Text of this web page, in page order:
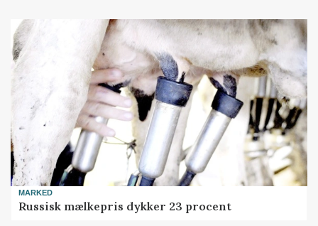
MARKED
Russisk mælkepris dykker 23 procent